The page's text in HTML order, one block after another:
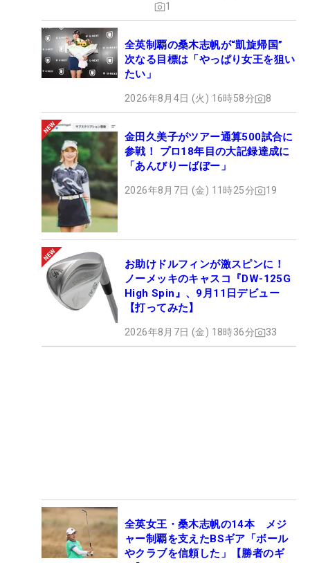
1
全英制覇の桑木志帆が“凱旋帰国”
次なる目標は「やっぱり女王を狙い
たい」
2026年8月4日 (火) 16時58分 8
金田久美子がツアー通算500試合に
参戦！ プロ18年目の大記録達成に
「あんびりーばぼー」
2026年8月7日 (金) 11時25分 19
お助けドルフィンが激スピンに！
ノーメッキのキャスコ『DW-125G
High Spin』、9月11日デビュー
【打ってみた】
2026年8月7日 (金) 18時36分 33
全英女王・桑木志帆の14本 メジ
ャー制覇を支えたBSギア「ボール
やクラブを信頼した」【勝者のギ